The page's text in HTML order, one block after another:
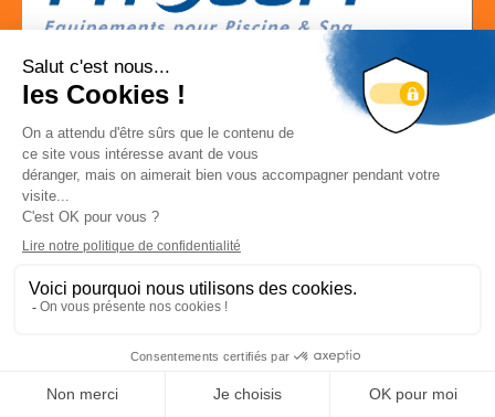
Localisation
Localiser la société